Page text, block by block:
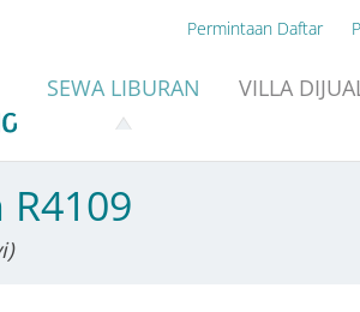
Permintaan Daftar
SEWA LIBURAN VILLA